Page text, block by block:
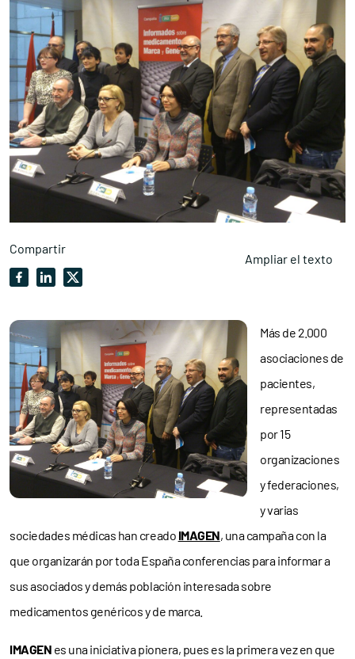
Compartir
Ampliar el texto
Más de 2.000
asociaciones de
pacientes,
representadas
por 15
organizaciones
y federaciones,
y varias
sociedades médicas han creado IMAGEN, una campaña con la
que organizarán por toda España conferencias para informar a
sus asociados y demás población interesada sobre
medicamentos genéricos y de marca.
IMAGEN es una iniciativa pionera, pues es la primera vez en que